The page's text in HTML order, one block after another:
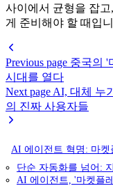
사이에서 균형을 잡
게 준비해야 할 때입
Previous page 중국의 '
시대를 열다
Next page AI, 대체 누
의 진짜 사용자들
AI 에이전트 혁명: 마
단순 자동화를 넘어:
AI 에이전트, '마켓플